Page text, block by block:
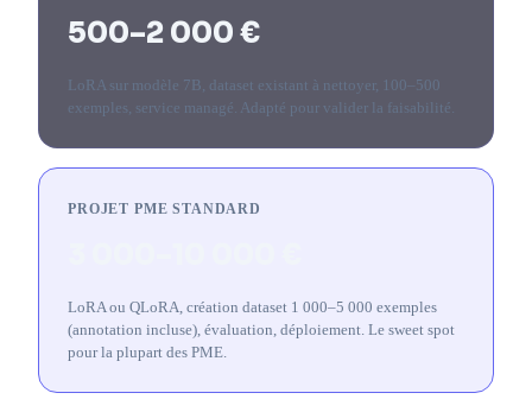
500–2 000 €
LoRA sur modèle 7B, dataset existant à nettoyer, 100–500
exemples, service managé. Adapté pour valider la faisabilité.
PROJET PME STANDARD
LoRA ou QLoRA, création dataset 1 000–5 000 exemples
(annotation incluse), évaluation, déploiement. Le sweet spot
pour la plupart des PME.